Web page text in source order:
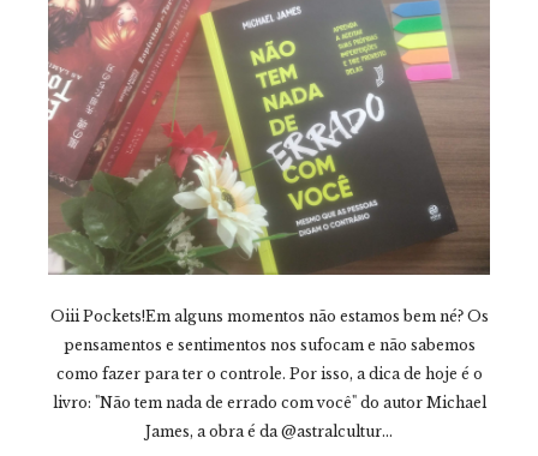
Oiii Pockets!Em alguns momentos não estamos bem né? Os
pensamentos e sentimentos nos sufocam e não sabemos
como fazer para ter o controle. Por isso, a dica de hoje é o
livro: "Não tem nada de errado com você" do autor Michael
James, a obra é da @astralcultur...